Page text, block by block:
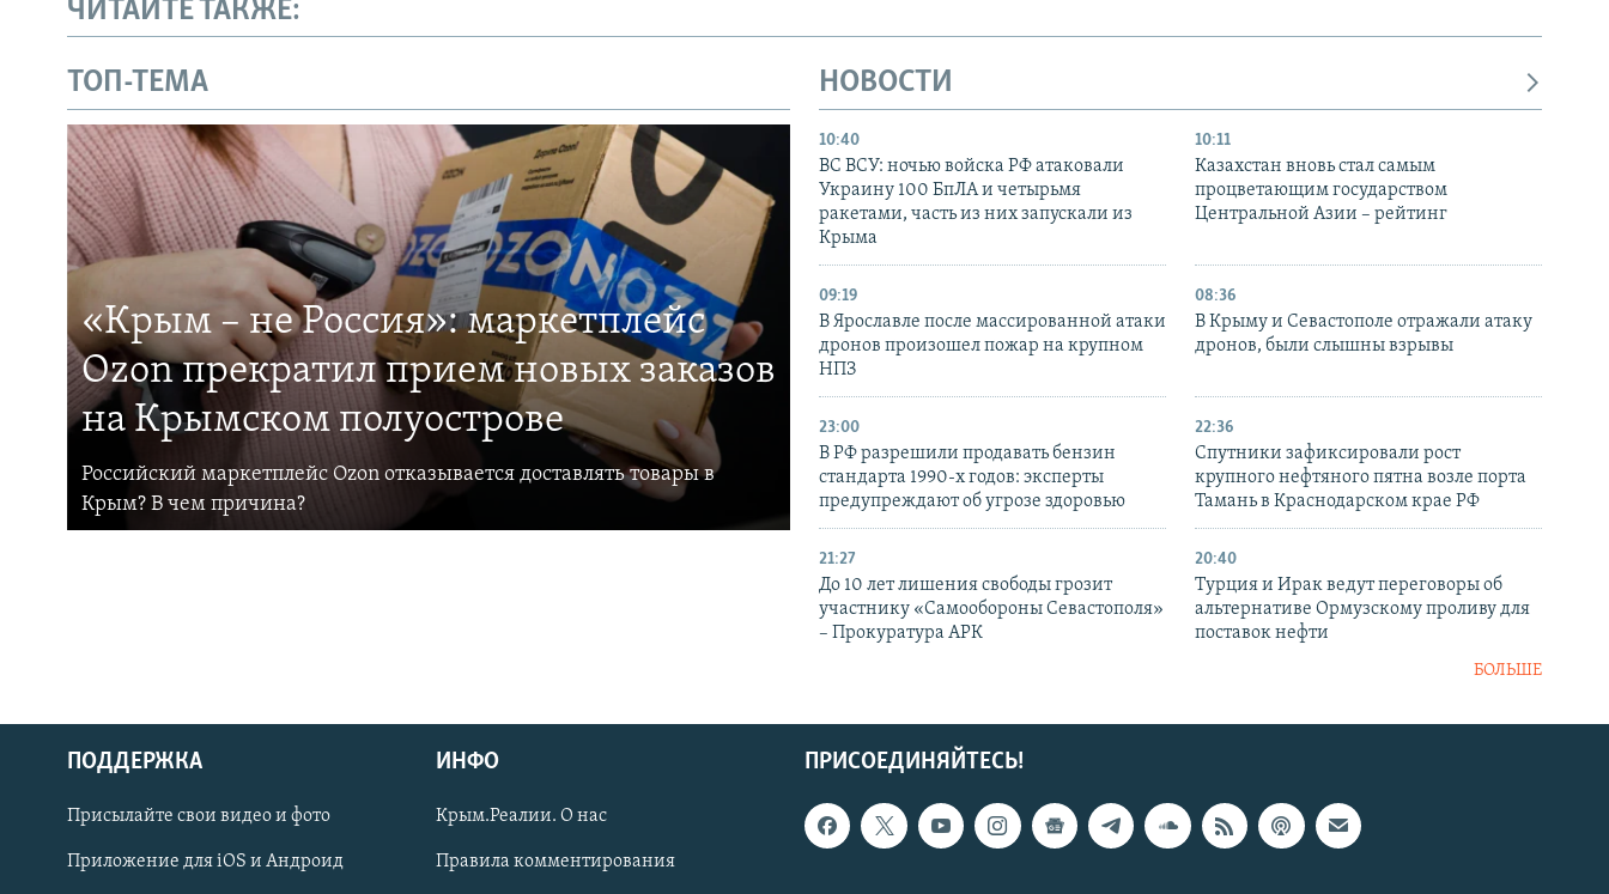
Українською
Qırımtatar
ЧИТАЙТЕ ТАКЖЕ:
ТОП-ТЕМА
«Крым – не Россия»: маркетплейс
Ozon прекратил прием новых заказов
на Крымском полуострове
Российский маркетплейс Ozon отказывается доставлять товары в
Крым? В чем причина?
НОВОСТИ
10:40
ВС ВСУ: ночью войска РФ атаковали
Украину 100 БпЛА и четырьмя
ракетами, часть из них запускали из
Крыма
10:11
Казахстан вновь стал самым
процветающим государством
Центральной Азии – рейтинг
09:19
В Ярославле после массированной атаки
дронов произошел пожар на крупном
НПЗ
08:36
В Крыму и Севастополе отражали атаку
дронов, были слышны взрывы
23:00
В РФ разрешили продавать бензин
стандарта 1990-х годов: эксперты
предупреждают об угрозе здоровью
22:36
Спутники зафиксировали рост
крупного нефтяного пятна возле порта
Тамань в Краснодарском крае РФ
21:27
До 10 лет лишения свободы грозит
участнику «Самообороны Севастополя»
– Прокуратура АРК
20:40
Турция и Ирак ведут переговоры об
альтернативе Ормузскому проливу для
поставок нефти
БОЛЬШЕ
ПРИСОЕДИНЯЙТЕСЬ!
ПОДДЕРЖКА
Присылайте свои видео и фото
Приложение для iOS и Андроид
ИНФО
Крым.Реалии. О нас
Правила комментирования